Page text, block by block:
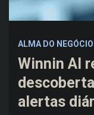
ALMA DO NEGÓCIO
Winnin AI
alertas